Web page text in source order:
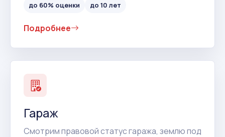
до 60% оценки до 10 лет
Подробнее
Гараж
Смотрим правовой статус гаража, землю под